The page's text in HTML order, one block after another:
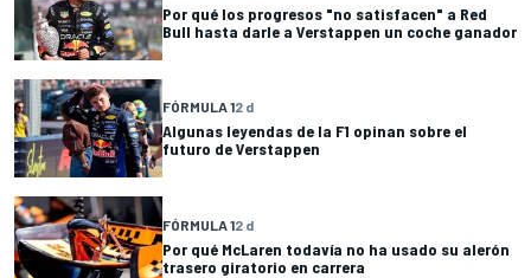
Por qué los progresos "no satisfacen" a Red
Bull hasta darle a Verstappen un coche ganador
FÓRMULA 12 d
Algunas leyendas de la F1 opinan sobre el
futuro de Verstappen
FÓRMULA 12 d
Por qué McLaren todavía no ha usado su alerón
trasero giratorio en carrera